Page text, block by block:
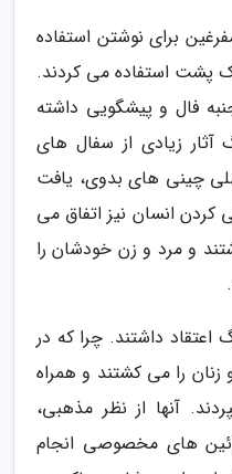
برای نوشتن استفاده
پشت استفاده می کردند.
فال و پیشگویی داشته
زیادی از سفال های
چینی های بدوی، یافت
انسان نیز اتفاق می
و مرد و زن خودشان را
داشتند. چرا که در
را می کشتند و همراه
آنها از نظر مذهبی،
های مخصوصی انجام